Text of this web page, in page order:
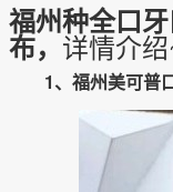
福州种全口
布， 详情介
1、福州美可普